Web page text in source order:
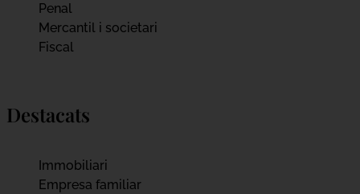
Penal
Mercantil i societari
Fiscal
Destacats
Immobiliari
Empresa familiar